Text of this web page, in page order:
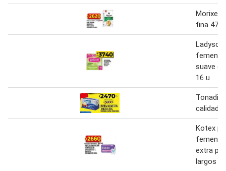
Morixe
fina 470
suave
16 u
calidad
Kotex
extra
largos